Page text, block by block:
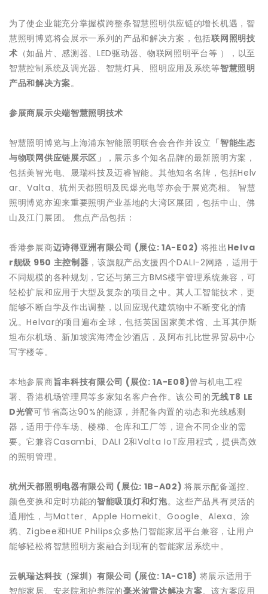
为了使企业能充分掌握横跨整条智慧照明供应链的增长机遇，智
慧照明博览将会展示一系列的产品和解决方案，包括联网照明技
术 （如晶片、感测器、LED驱动器、物联网照明平台等 ），以至
智慧控制系统及调光器、智慧灯具、照明应用及系统等智慧照明
产品和解决方案。
参展商展示尖端智慧照明技术
智慧照明博览与上海浦东智能照明联合会合作并设立 「智能生态
与物联网供应链展示区」
，展示多个知名品牌的最新照明方案，
包括美智光电、晟瑞科技及迈睿智能。其他知名名牌，包括Helv
ar、Valta、杭州天都照明及民爆光电等亦会于展览亮相。 智慧
照明博览亦迎来重要照明产业基地的大湾区展团，包括中山、佛
山及江门展团。 焦点产品包括：
香港参展商迈诗得亚洲有限公司 (展位: 1A-E02) 将推出 Helva
r舰级 950 主控制器 ，该旗舰产品支援四个DALI-2网路，适用于
不同规模的各种规划，它还与第三方BMS楼宇管理系统兼容，可
轻松扩展和应用于大型及复杂的项目之中。其人工智能技术，更
能够不断自学及作出调整，以回应现代建筑物中不断变化的情
况。Helvar的项目遍布全球，包括英国国家美术馆、土耳其伊斯
坦布尔机场、新加坡滨海湾金沙酒店，及阿布扎比世界贸易中心
写字楼等。
本地参展商旨丰科技有限公司 (展位:1A-E08)曾与机电工程
署、香港机场管理局等多家知名客户合作。该公司的无线T8 LE
D光管可节省高达90%的能源，并配备内置的动态和光线感测
器，适用于停车场、楼梯、仓库和工厂等，迎合不同企业的需
要。它兼容Casambi、DALI 2和Valta IoT应用程式，提供高效
的照明管理。
杭州天都照明电器有限公司 (展位: 1B-A02)将展示配备遥控、
颜色变换和定时功能的智能吸顶灯和灯泡。这些产品具有灵活的
通用性，与Matter、Apple Homekit、Google、Alexa、涂
鸦、Zigbee和HUE Philips众多热门智能家居平台兼容，让用户
能够轻松将智慧照明方案融合到现有的智能家居系统中。
云帆瑞达科技（深圳）有限公司 (展位: 1A-C18) 将展示适用于
智能家居、安老院和护养院的毫米波雷达解决方案。该方案应用